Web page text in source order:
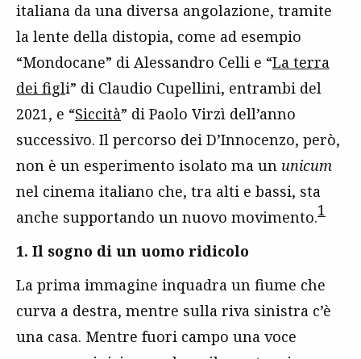
italiana da una diversa angolazione, tramite
la lente della distopia, come ad esempio
“Mondocane” di Alessandro Celli e “La terra
dei figli” di Claudio Cupellini, entrambi del
2021, e “Siccità” di Paolo Virzì dell’anno
successivo. Il percorso dei D’Innocenzo, però,
non è un esperimento isolato ma un unicum
nel cinema italiano che, tra alti e bassi, sta
anche supportando un nuovo movimento.1
1. Il sogno di un uomo ridicolo
La prima immagine inquadra un fiume che
curva a destra, mentre sulla riva sinistra c’è
una casa. Mentre fuori campo una voce